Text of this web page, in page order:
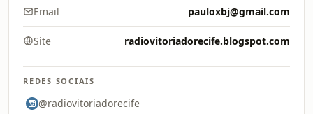
Email pauloxbj@gmail.com
Site radiovitoriadorecife.blogspot.com
REDES SOCIAIS
@radiovitoriadorecife